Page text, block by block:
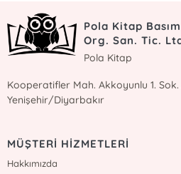
Pola Kitap
Org. San. Tic.
Pola Kitap
Kooperatifler Mah. Akkoyunlu 1.
Yenişehir/Diyarbakır
MÜŞTERİ HİZMETLERİ
Hakkımızda